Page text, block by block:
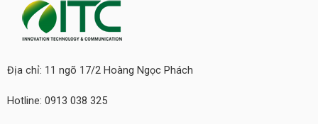
Địa chỉ: 11 ngõ 17/2 Hoàng Ngọc Phách
Hotline: 0913 038 325